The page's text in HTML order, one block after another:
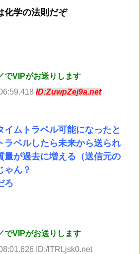
化学の法則だぞ
でVIPがお送りします
ID:ZuwpZej9a.net
イムトラベル可能になったと
ラベルしたら未来から送られ
量が過去に増える（送信元の
ゃん？
ろ
でVIPがお送りします
ID:/lTRLjsk0.net